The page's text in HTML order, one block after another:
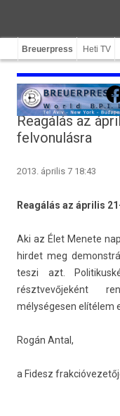
Breuerpress Heti TV
Reagálás az
felvonulásra
2013. április 7 18:43
Reagálás az április
Aki az Élet Menete
hir­det meg
teszi azt.
résztvevőjeként
mélységesen elítélem
Rogán Antal,
a Fidesz